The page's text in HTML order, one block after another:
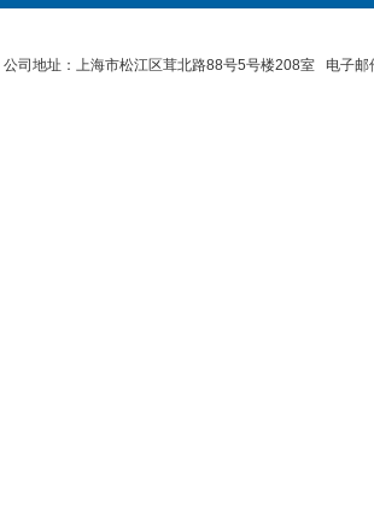
公司地址：上海市松江区茸北路88号5号楼208室 电子